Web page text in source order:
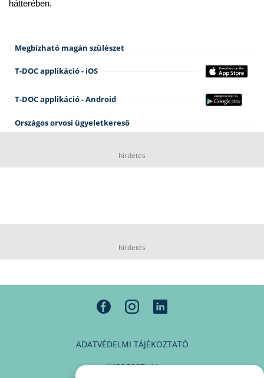
hátterében.
Megbízható magán szülészet
T-DOC applikáció - iOS
T-DOC applikáció - Android
Országos orvosi ügyeletkereső
hirdetés
hirdetés
ADATVÉDELMI TÁJÉKOZTATÓ
IMPRESSZUM